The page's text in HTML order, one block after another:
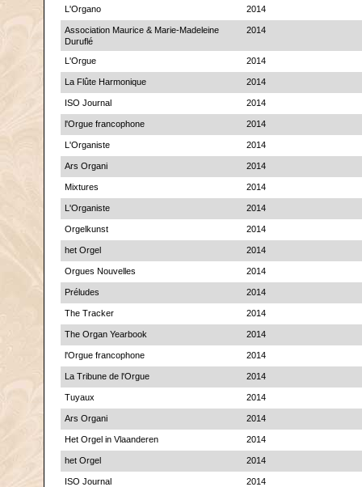
L'Organo 2014
Association Maurice & Marie-Madeleine
Duruflé
2014
L'Orgue 2014
La Flûte Harmonique 2014
ISO Journal 2014
l'Orgue francophone 2014
L'Organiste 2014
Ars Organi 2014
Mixtures 2014
L'Organiste 2014
Orgelkunst 2014
het Orgel 2014
Orgues Nouvelles 2014
Préludes 2014
The Tracker 2014
The Organ Yearbook 2014
l'Orgue francophone 2014
La Tribune de l'Orgue 2014
Tuyaux 2014
Ars Organi 2014
Het Orgel in Vlaanderen 2014
het Orgel 2014
ISO Journal 2014